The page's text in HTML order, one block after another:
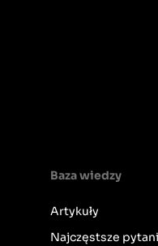
Baza wiedzy
Artykuły
Najczęstsze